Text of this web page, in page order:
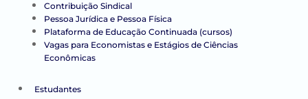
Contribuição Sindical
Pessoa Jurídica e Pessoa Física
Plataforma de Educação Continuada (cursos)
Vagas para Economistas e Estágios de Ciências
Econômicas
Estudantes